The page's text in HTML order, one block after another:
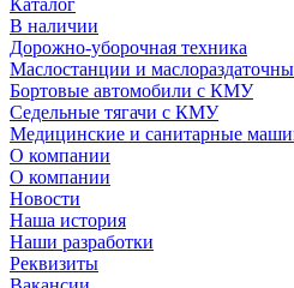
Каталог
В наличии
Дорожно-уборочная техника
Маслостанции и
Бортовые автомобили с КМУ
Седельные тягачи с КМУ
Медицинские и санитарные
О компании
О компании
Новости
Наша история
Наши разработки
Реквизиты